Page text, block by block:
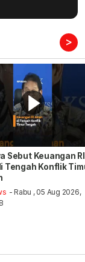
>
Sebut Keuangan RI
Tengah Konflik
- Rabu , 05 Aug 2026,